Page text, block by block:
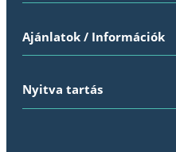
Ajánlatok / Információk
Nyitva tartás